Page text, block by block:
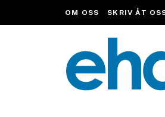
OM OSS SKRIV ÅT